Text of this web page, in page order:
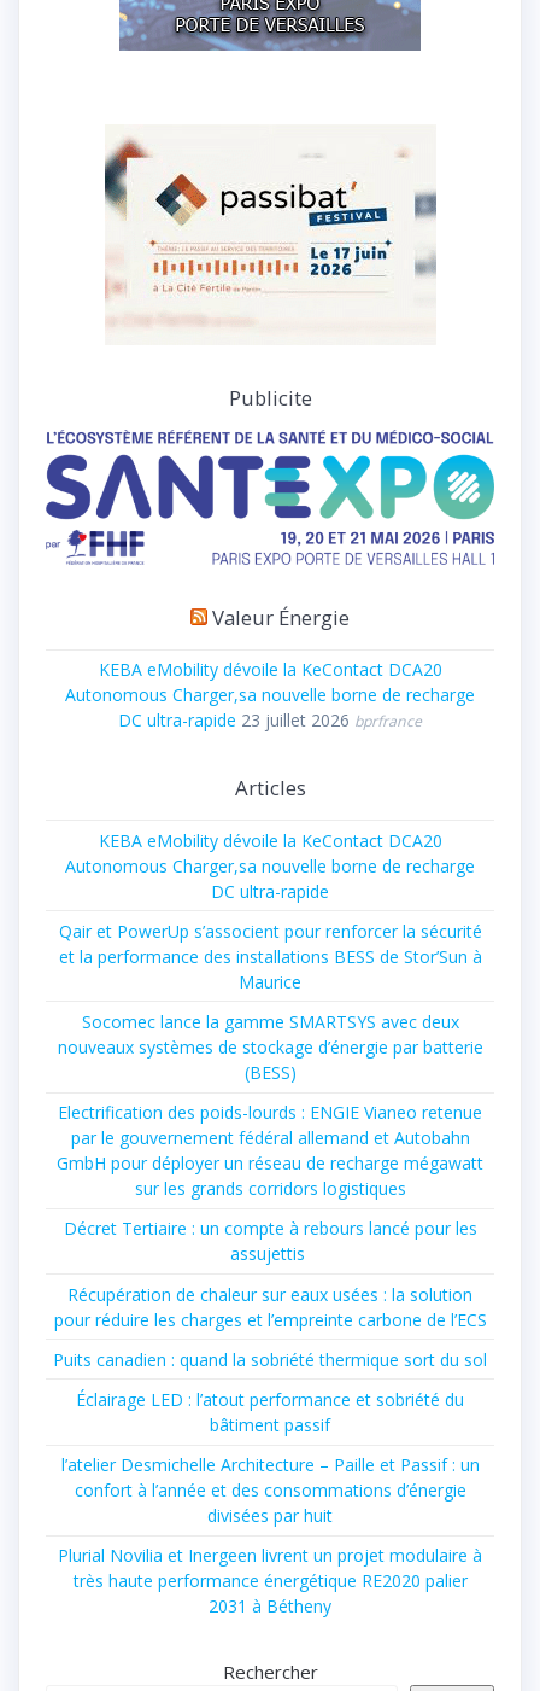
Publicite
Valeur Énergie
KEBA eMobility dévoile la KeContact DCA20
Autonomous Charger,sa nouvelle borne de recharge
DC ultra-rapide 23 juillet 2026 bprfrance
Articles
KEBA eMobility dévoile la KeContact DCA20
Autonomous Charger,sa nouvelle borne de recharge
DC ultra-rapide
Qair et PowerUp s’associent pour renforcer la sécurité
et la performance des installations BESS de Stor’Sun à
Maurice
Socomec lance la gamme SMARTSYS avec deux
nouveaux systèmes de stockage d’énergie par batterie
(BESS)
Electrification des poids-lourds : ENGIE Vianeo retenue
par le gouvernement fédéral allemand et Autobahn
GmbH pour déployer un réseau de recharge mégawatt
sur les grands corridors logistiques
Décret Tertiaire : un compte à rebours lancé pour les
assujettis
Récupération de chaleur sur eaux usées : la solution
pour réduire les charges et l’empreinte carbone de l’ECS
Puits canadien : quand la sobriété thermique sort du sol
Éclairage LED : l’atout performance et sobriété du
bâtiment passif
l’atelier Desmichelle Architecture – Paille et Passif : un
confort à l’année et des consommations d’énergie
divisées par huit
Plurial Novilia et Inergeen livrent un projet modulaire à
très haute performance énergétique RE2020 palier
2031 à Bétheny
Rechercher